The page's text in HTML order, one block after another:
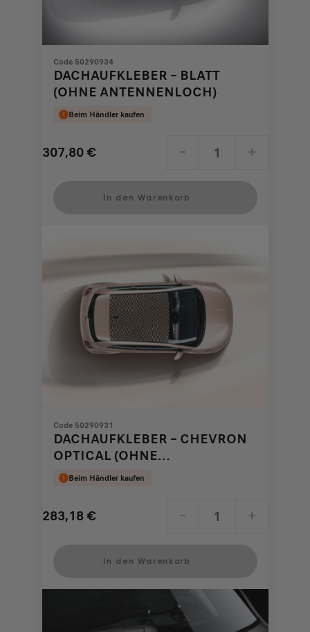
Code 50290934
DACHAUFKLEBER – BLATT
(OHNE ANTENNENLOCH)
Beim Händler kaufen
307,80 € - +
In den Warenkorb
Code 50290931
DACHAUFKLEBER – CHEVRON
OPTICAL (OHNE
ANTENNENLOCH)
Beim Händler kaufen
283,18 €
€
- +
1
In den Warenkorb